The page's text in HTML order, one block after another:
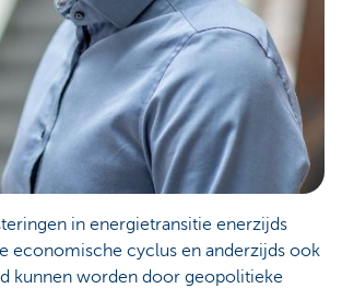
in energietransitie enerzijds
economische cyclus en anderzijds ook
kunnen worden door geopolitieke